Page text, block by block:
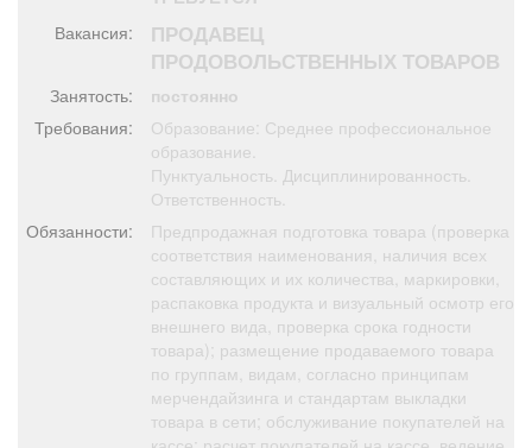
Поздравления
Я - пенсионер
Вакансия:
ПРОДАВЕЦ
ПРОДОВОЛЬСТВЕННЫХ ТОВАРОВ
Занятость:
постоянно
Требования:
Образование: Среднее профессиональное
образование.
Пунктуальность. Дисциплинированность.
Ответственность.
Обязанности:
Предпродажная подготовка товара (проверка
соответствия наименования, наличия всех
составляющих и их количества, маркировки,
распаковка продукта и визуальный осмотр его
внешнего вида, проверка срока годности
товара); размещение продаваемого товара
по группам, видам, согласно принципам
мерчендайзинга и стандартам выкладки
товара в сети; обслуживание покупателей на